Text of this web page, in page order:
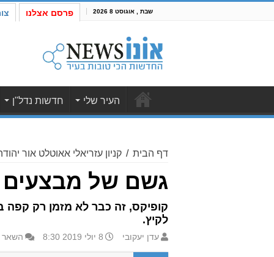
שבת , אוגוסט 8 2026 פרסם אצלנו
העיר שלי חדשות נדל"ן
דף הבית / קניון עזריאלי אאוטלט אור
גשם של מבצעים
קופיקס, זה כבר לא מזמן רק קפה
לקיץ.
עדן יעקובי 8 יולי 2019 8:30 השאר